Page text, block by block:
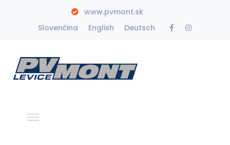
www.pvmont.sk
Slovenčina
English Deutsch
FacebookInstagram